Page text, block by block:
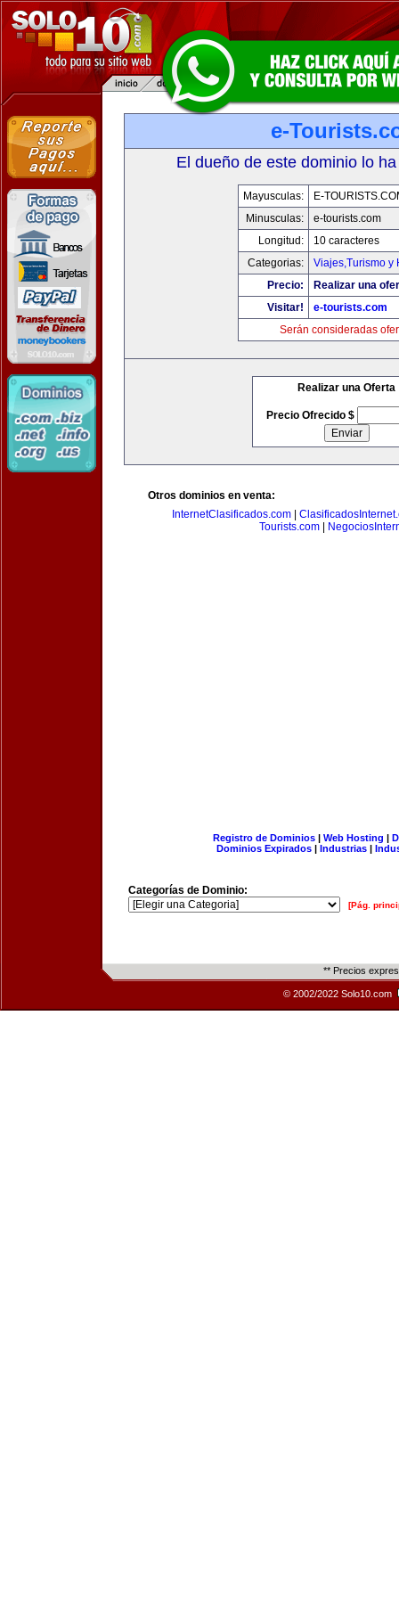
e-
El dueño de este dominio lo
Mayusculas:
E-
Minusculas:
e-tourists.com
Longitud:
10 caracteres
Categorias:
Viajes,Turismo y
Precio:
Realizar una
Visitar!
e-tourists.com
Serán consideradas
Realizar una Oferta
Precio Ofrecido $
Otros dominios en venta:
InternetClasificados.com
Tourists.com
Registro de Dominios| Web Hosting |
Dominios Expirados | Industrias |
Categorías de Dominio:
[Pág.
** Precios
© 2002/2022 Solo10.com